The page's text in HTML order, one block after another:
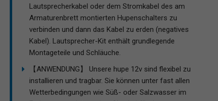
Lautsprecherkabel oder dem Stromkabel des am
Armaturenbrett montierten Hupenschalters zu
verbinden und dann das Kabel zu erden (negatives
Kabel). Lautsprecher-Kit enthält grundlegende
Montageteile und Schläuche.
【ANWENDUNG】 Unsere hupe 12v sind flexibel zu
installieren und tragbar. Sie können unter fast allen
Wetterbedingungen wie Süß- oder Salzwasser im